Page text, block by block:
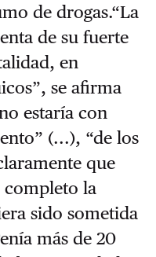
de drogas.“La
de su fuerte
en
se afirma
estaría con
(...), “de los
que
completo la
sido sometida
más de 20